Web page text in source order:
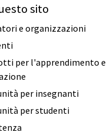
sito
e organizzazioni
per l'apprendimento e
per insegnanti
per studenti